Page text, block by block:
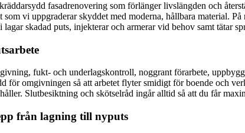
fasadrenovering som förlänger livslängden och
vi uppgraderar skyddet med moderna, hållbara material.
skadad puts, injekterar och armerar vid behov samt tätar
fukt- och underlagskontroll, noggrant förarbete,
för omgivningen så att arbetet flyter smidigt för boende och
Slutbesiktning och skötselråd ingår alltid så att du får
från lagning till nyputs